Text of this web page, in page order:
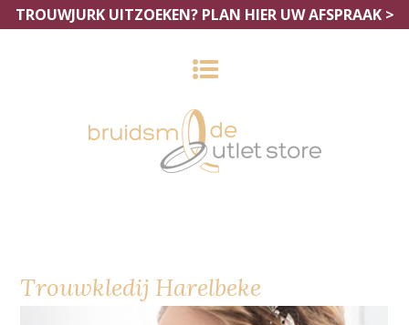
TROUWJURK UITZOEKEN? PLAN HIER UW AFSPRAAK >
Trouwkledij Harelbeke